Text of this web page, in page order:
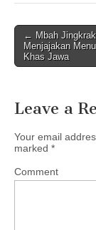
Post
← Mbah
Menjajakan
Khas Jawa
Leave a
Your email
marked *
Comment